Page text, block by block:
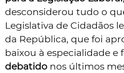
desconsiderou tudo o
Legislativa de Cidadãos
da República, que foi
baixou à especialidade e
debatido nos últimos